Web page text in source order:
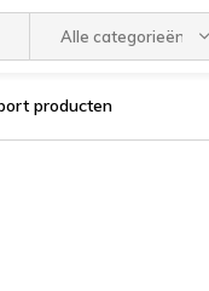
Alle categorieën
producten